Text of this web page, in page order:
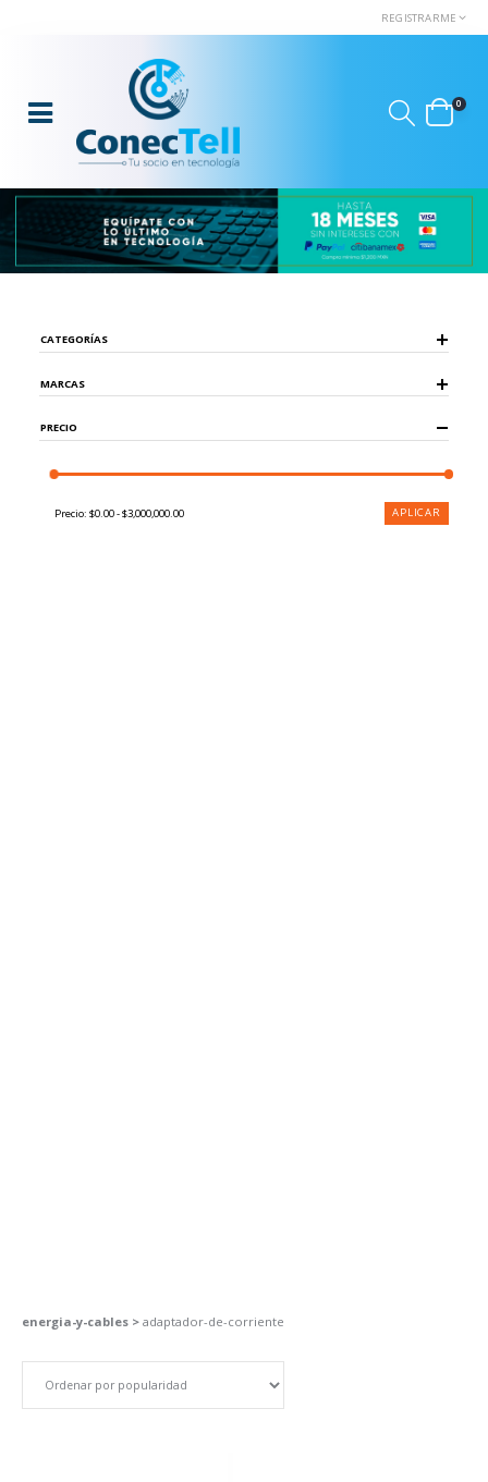
REGISTRARME
0
CATEGORÍAS
MARCAS
PRECIO
Precio: $0.00 - $3,000,000.00 APLICAR
energia-y-cables > adaptador-de-corriente